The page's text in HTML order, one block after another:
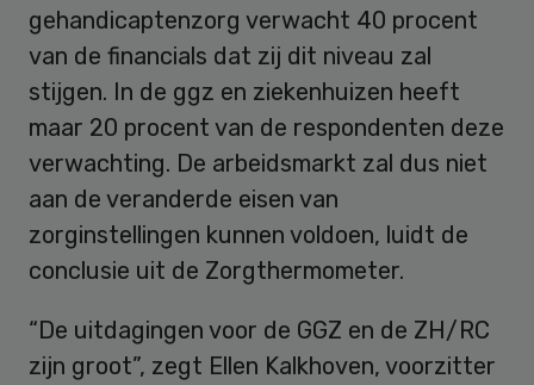
gehandicaptenzorg verwacht 40 procent
van de financials dat zij dit niveau zal
stijgen. In de ggz en ziekenhuizen heeft
maar 20 procent van de respondenten deze
verwachting. De arbeidsmarkt zal dus niet
aan de veranderde eisen van
zorginstellingen kunnen voldoen, luidt de
conclusie uit de Zorgthermometer.
“De uitdagingen voor de GGZ en de ZH/RC
zijn groot”, zegt Ellen Kalkhoven, voorzitter